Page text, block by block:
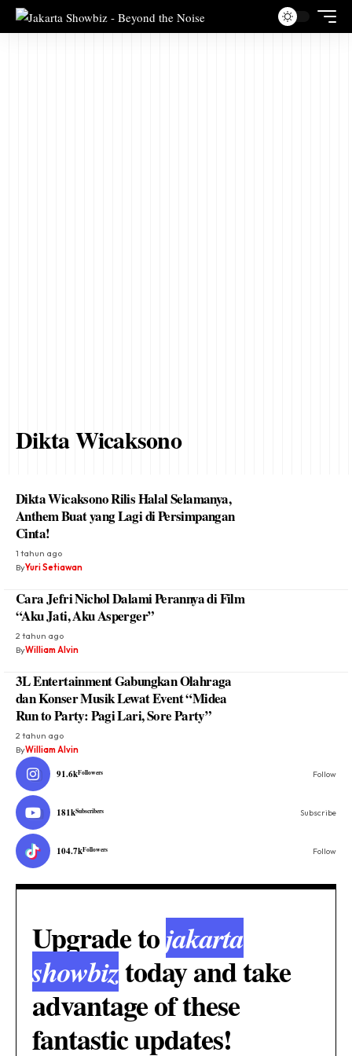
Dikta Wicaksono
Dikta Wicaksono Rilis Halal Selamanya,
Anthem Buat yang Lagi di Persimpangan
Cinta!
1 tahun ago
ByYuri Setiawan
Cara Jefri Nichol Dalami Perannya di Film
“Aku Jati, Aku Asperger”
2 tahun ago
ByWilliam Alvin
3L Entertainment Gabungkan Olahraga
dan Konser Musik Lewat Event “Midea
Run to Party: Pagi Lari, Sore Party”
2 tahun ago
ByWilliam Alvin
91.6kFollowers Follow
181kSubscribers Subscribe
104.7kFollowers Follow
Upgrade tojakarta
showbiztoday and take
advantage of these
fantastic updates!